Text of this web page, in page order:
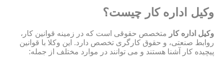
وکیل اداره کار چیست؟
وکیل اداره کار متخصص حقوقی است که در زمینه قوانین کار،
روابط صنعتی، و حقوق کارگری تخصص دارد. این وکلا با قوانین
پیچیده کار آشنا هستند و می توانند در موارد مختلف از جمله: